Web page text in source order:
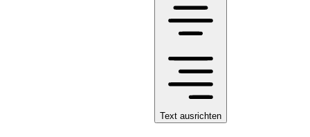
Text ausrichten